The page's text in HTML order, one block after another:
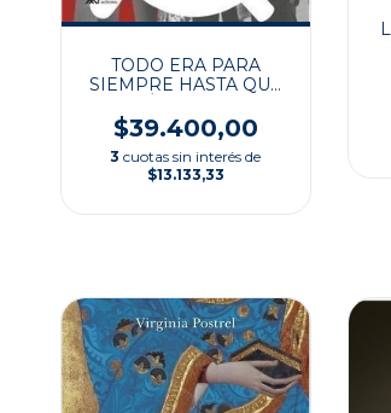
TODO ERA PARA
SIEMPRE HASTA QUE
$39.400,00
3 cuotas sin interés de
$13.133,33